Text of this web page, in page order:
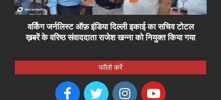
वर्किंग जर्नलिस्ट ऑफ़ इंडिया दिल्ली इकाई का सचिव टोटल
ख़बरें के वरिष्ठ संवाददाता राजेश खन्ना को नियुक्त किया गया
फॉलो करें